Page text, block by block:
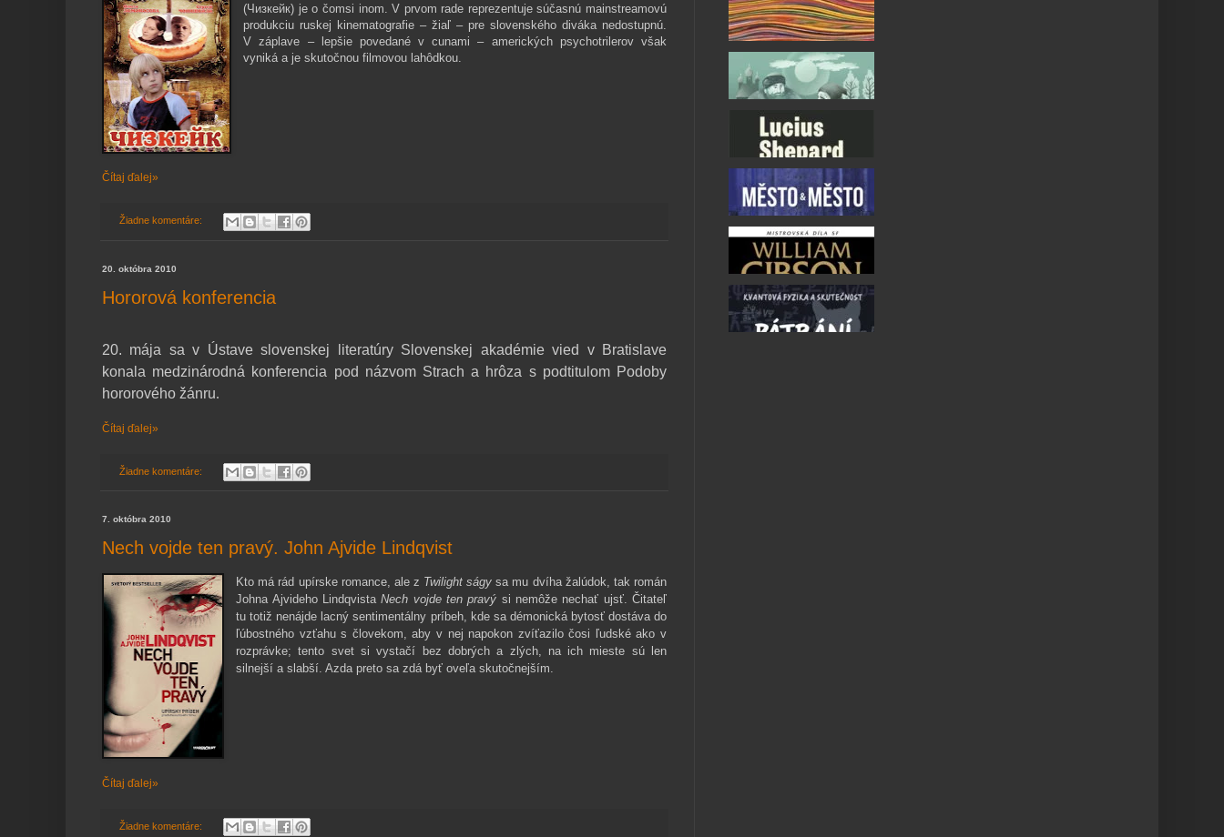
(Чизкейк) je o čomsi inom. V prvom rade reprezentuje súčasnú mainstreamovú
produkciu ruskej kinematografie – žiaľ – pre slovenského diváka nedostupnú.
V záplave – lepšie povedané v cunami – amerických psychotrilerov však
vyniká a je skutočnou filmovou lahôdkou.
Čítaj ďalej»
Žiadne komentáre:
20. októbra 2010
Hororová konferencia
20. mája sa v Ústave slovenskej literatúry Slovenskej akadémie vied v Bratislave
konala medzinárodná konferencia pod názvom Strach a hrôza s podtitulom Podoby
hororového žánru.
Čítaj ďalej»
Žiadne komentáre:
7. októbra 2010
Nech vojde ten pravý. John Ajvide Lindqvist
Kto má rád upírske romance, ale z Twilight ságy sa mu dvíha žalúdok, tak román
Johna Ajvideho LindqvistaNech vojde ten pravý si nemôže nechať ujsť. Čitateľ
tu totiž nenájde lacný sentimentálny príbeh, kde sa démonická bytosť dostáva do
ľúbostného vzťahu s človekom, aby v nej napokon zvíťazilo čosi ľudské ako v
rozprávke; tento svet si vystačí bez dobrých a zlých, na ich mieste sú len
silnejší a slabší. Azda preto sa zdá byť oveľa skutočnejším.
Čítaj ďalej»
Žiadne komentáre: